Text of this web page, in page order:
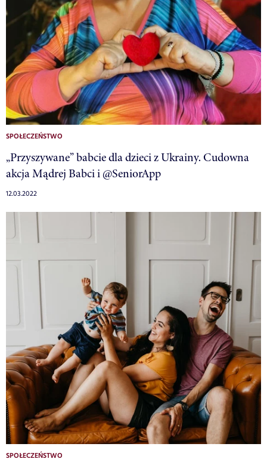
SPOŁECZEŃSTWO
„Przyszywane” babcie dla dzieci z Ukrainy. Cudowna
akcja Mądrej Babci i @SeniorApp
12.03.2022
SPOŁECZEŃSTWO